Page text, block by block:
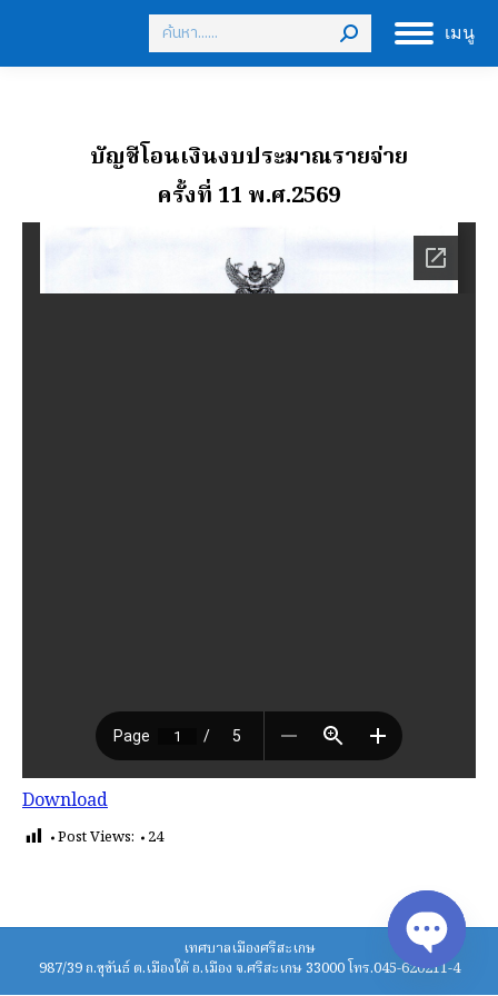
เมนู
Search:
บัญชีโอนเงินงบประมาณรายจ่าย
ครั้งที่ 11 พ.ศ.2569
Download
Post Views: 24
เทศบาลเมืองศรีสะเกษ
987/39 ถ.ขุขันธ์ ต.เมืองใต้ อ.เมือง จ.ศรีสะเกษ 33000 โทร.045-620211-4
Open